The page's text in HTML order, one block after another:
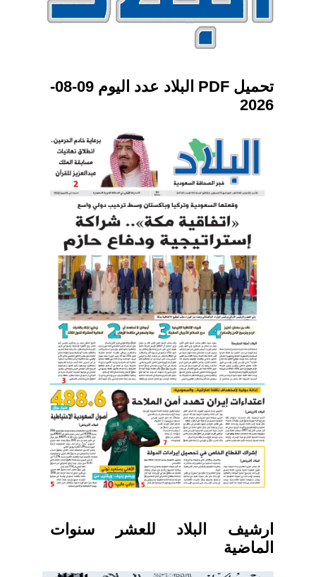
تحميل PDF البلاد عدد اليوم 09-08-
2026
ارشيف البلاد للعشر سنوات
الماضية